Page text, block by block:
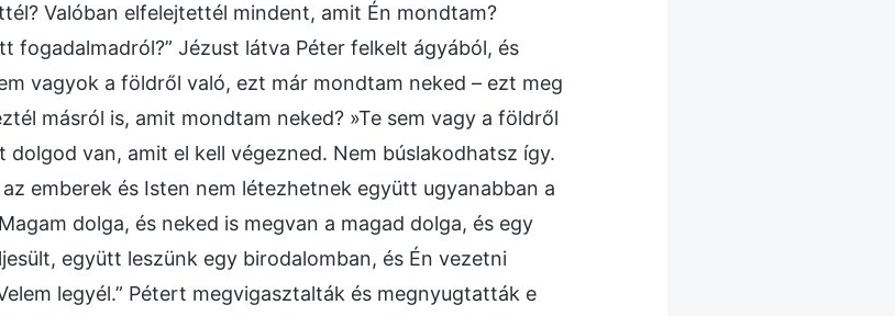
Valóban elfelejtettél mindent, amit Én mondtam?
fogadalmadról?” Jézust látva Péter felkelt ágyából, és
vagyok a földről való, ezt már mondtam neked – ezt meg
másról is, amit mondtam neked? »Te sem vagy a földről
dolgod van, amit el kell végezned. Nem búslakodhatsz így.
emberek és Isten nem létezhetnek együtt ugyanabban a
dolga, és neked is megvan a magad dolga, és egy
együtt leszünk egy birodalomban, és Én vezetni
legyél.” Pétert megvigasztalták és megnyugtatták e